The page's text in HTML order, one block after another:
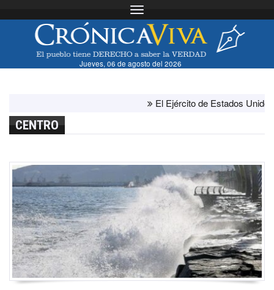
Toggle navigation
Jueves, 06 de agosto del 2026
El Ejército de Estados Unidos ha
CENTRO